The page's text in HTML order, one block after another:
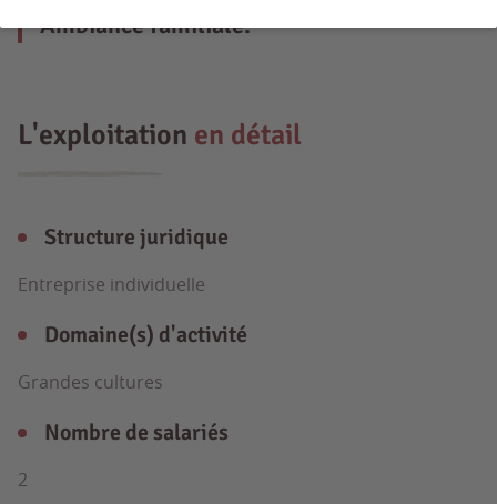
Ambiance familiale.
L'exploitation en détail
Structure juridique
Entreprise individuelle
Domaine(s) d'activité
Grandes cultures
Nombre de salariés
2